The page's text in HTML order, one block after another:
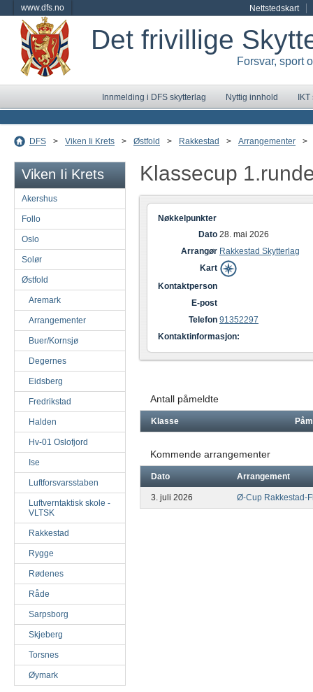
www.dfs.no Nettstedskart
Det frivillige
Forsvar, sport
Innmelding i DFS skytterlag Nyttig innhold
DFS > Viken Ii Krets > Østfold > Rakkestad > Arrangementer >
Viken Ii Krets
Akershus
Follo
Oslo
Solør
Østfold
Aremark
Arrangementer
Buer/Kornsjø
Degernes
Eidsberg
Fredrikstad
Halden
Hv-01 Oslofjord
Ise
Luftforsvarsstaben
Luftverntaktisk skole -
VLTSK
Rakkestad
Rygge
Rødenes
Råde
Sarpsborg
Skjeberg
Torsnes
Øymark
Klassecup
Nøkkelpunkter
Dato 28. mai 2026
Arrangør Rakkestad Skytterlag
Kart
Kontaktperson
E-post
Telefon 91352297
Kontaktinformasjon:
Antall påmeldte
Klasse
Kommende arrangementer
Dato Arrangement
3. juli 2026 Ø-Cup Rakkestad-